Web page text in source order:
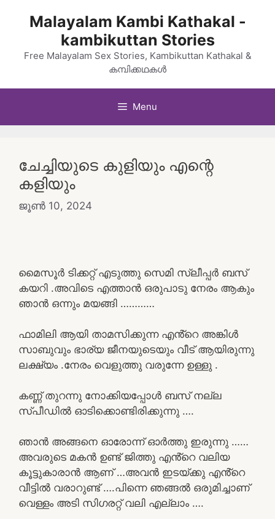
Malayalam Kambi Kathakal -
kambikuttan Stories
Free Malayalam Sex Stories, Kambikuttan Kathakal &
കമ്പിക്കഥകൾ
Menu
ചേച്ചിയുടെ കുളിയും എന്റെ
കളിയും
ജൂൺ 10, 2024
മൈസൂർ ടിക്കറ്റ് എടുത്തു സെമി സ്ലീപ്പർ ബസ്
കയറി .അവിടെ എത്താൻ ഒരുപാടു നേരം ആകും
ഞാൻ ഒന്നും മയങ്ങി …………
ഫാമിലി ആയി താമസിക്കുന്ന എൻ്റെ അങ്കിൾ
സാബുവും ഭാര്യ ജീനയുടെയും വീട് ആയിരുന്നു
ലക്ഷ്യം .നേരം വെളുത്തു വരുന്നേ ഉള്ളു .
കണ്ണ് തുറന്നു നോക്കിയപ്പോൾ ബസ് നല്ല
സ്പീഡിൽ ഓടിക്കൊണ്ടിരിക്കുന്നു ….
ഞാൻ അങ്ങനെ ഓരോന്ന് ഓർത്തു ഇരുന്നു ……
അവരുടെ മകൻ ഉണ്ട് ജിത്തു എൻ്റെ വലിയ
കൂട്ടുകാരാൻ ആണ് …അവൻ ഇടയ്ക്കു എൻ്റെ
വീട്ടിൽ വരാറുണ്ട് ….പിന്നെ ഞങ്ങൽ ഒരുമിച്ചാണ്
വെള്ളം അടി സിഗരറ്റ് വലി എല്ലാം ….